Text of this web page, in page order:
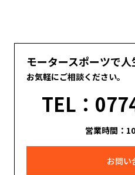
モータースポーツで
お気軽にご相談ください。
TEL：
営業時間：
お問い